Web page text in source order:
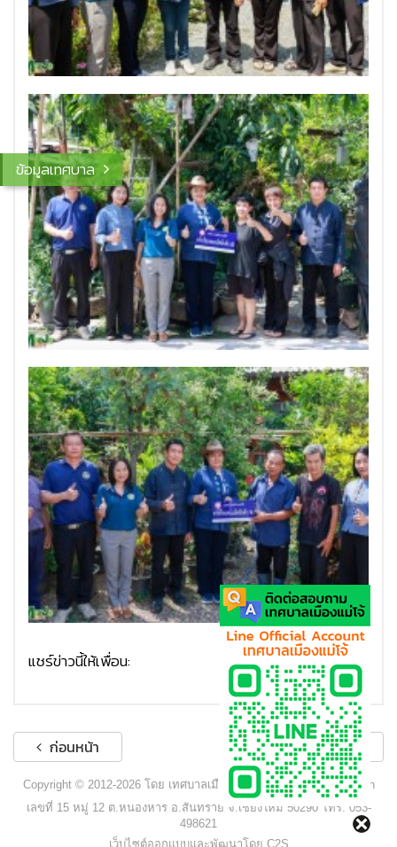
ข้อมูลเทศบาล
แชร์ข่าวนี้ให้เพื่อน:
ก่อนหน้า ถัดไป
Copyright © 2012-2026 โดย เทศบาลเมืองแม่โจ้ - www.maejocity.go.th
เลขที่ 15 หมู่ 12 ต.หนองหาร อ.สันทราย จ.เชียงใหม่ 50290 โทร. 053-
498621
เว็บไซต์ออกแบบและพัฒนาโดย C2S